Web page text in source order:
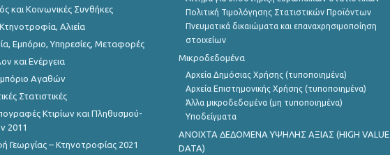
και Κοινωνικές Συνθήκες
Αλιεία
Εμπόριο, Υπηρεσίες, Μεταφορές
και Ενέργεια
Αγαθών
Στατιστικές
Κτιρίων και Πληθυσμού-
2011
Γεωργίας – Κτηνοτροφίας 2021
Πολιτική Τιμολόγησης Στατιστικών Προϊόντων
Πνευματικά δικαιώματα και επαναχρησιμοποίηση
στοιχείων
Μικροδεδομένα
Αρχεία Δημόσιας Χρήσης (τυποποιημένα)
Αρχεία Επιστημονικής Χρήσης (τυποποιημένα)
Άλλα μικροδεδομένα (μη τυποποιημένα)
Υποδείγματα
ANOIXTA ΔΕΔΟΜΕΝΑ ΥΨΗΛΗΣ ΑΞΙΑΣ (HIGH VALUE
DATA)